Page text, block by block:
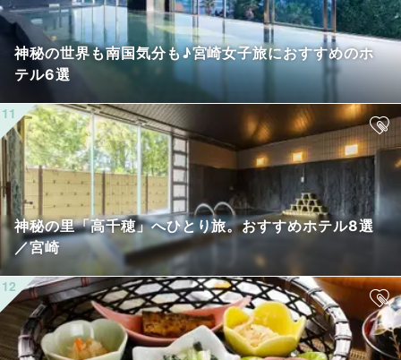
神秘の世界も南国気分も♪宮崎女子旅におすすめのホ
テル6選
神秘の里「高千穂」へひとり旅。おすすめホテル8選
／宮崎